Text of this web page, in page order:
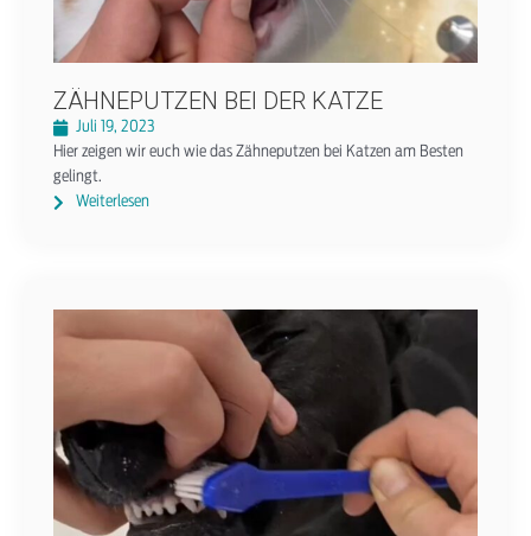
ZÄHNEPUTZEN BEI DER KATZE
Juli 19, 2023
Hier zeigen wir euch wie das Zähneputzen bei Katzen am Besten
gelingt.
Weiterlesen